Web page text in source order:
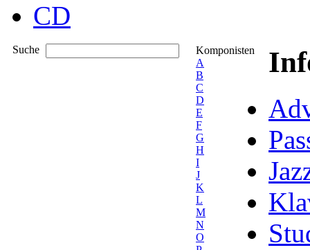
CD
Suche
Komponisten
A
B
C
D
E
F
G
H
I
J
K
L
M
N
O